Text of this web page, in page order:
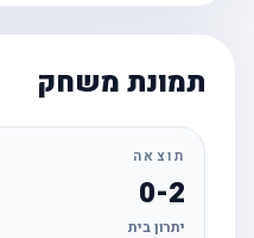
תמונת משחק
תוצאה
0-2
יתרון בית